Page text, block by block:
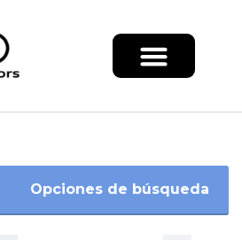
Opciones de búsqueda